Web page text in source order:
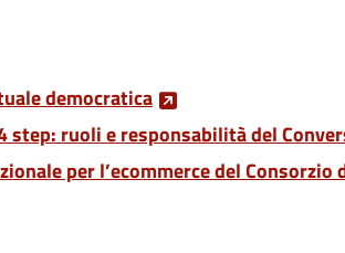
democratica
step: ruoli e responsabilità del
per l’ecommerce del